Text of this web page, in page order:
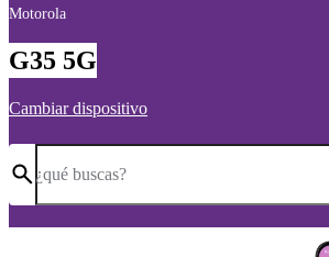
Motorola
G35 5G
Cambiar dispositivo
¿qué buscas?